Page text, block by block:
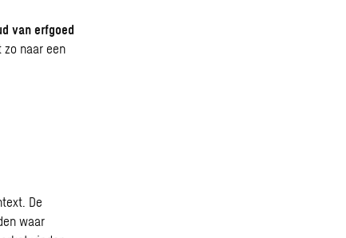
van erfgoed
zo naar een
De
waar